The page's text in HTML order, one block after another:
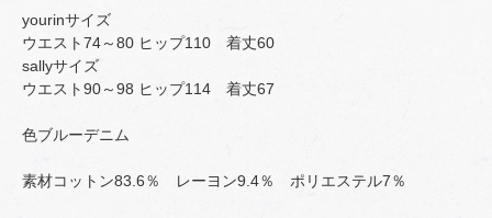
yourinサイズ
ウエスト74～80 ヒップ110 着丈60
sallyサイズ
ウエスト90～98 ヒップ114 着丈67
色ブルーデニム
素材コットン83.6％ レーヨン9.4％ ポリエステル7％